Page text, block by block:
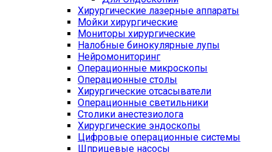
Хирургические лазерные аппараты
Мойки хирургические
Мониторы хирургические
Налобные бинокулярные лупы
Нейромониторинг
Операционные микроскопы
Операционные столы
Хирургические отсасыватели
Операционные светильники
Столики анестезиолога
Хирургические эндоскопы
Цифровые операционные системы
Шприцевые насосы